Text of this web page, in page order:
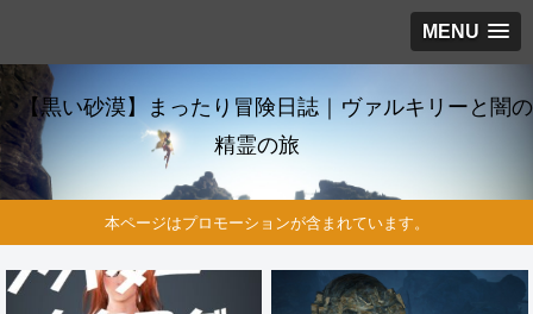
MENU
【黒い砂漠】まったり冒険日誌｜ヴァルキリーと闇の
精霊の旅
本ページはプロモーションが含まれています。